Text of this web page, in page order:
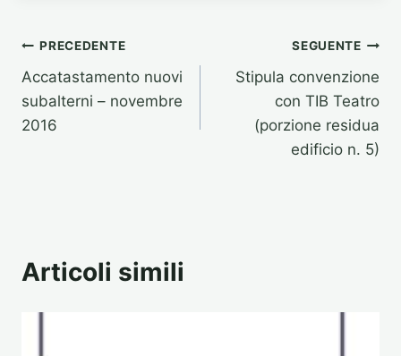
Navigazione
articoli
PRECEDENTE
Accatastamento nuovi
subalterni – novembre
2016
SEGUENTE
Stipula convenzione
con TIB Teatro
(porzione residua
edificio n. 5)
Articoli simili